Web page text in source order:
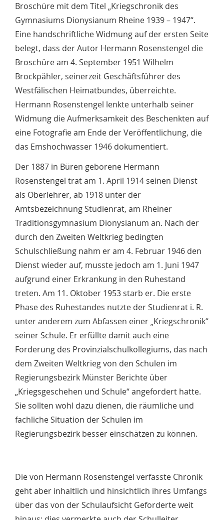
Broschüre mit dem Titel „Kriegschronik des
Gymnasiums Dionysianum Rheine 1939 – 1947“.
Eine handschriftliche Widmung auf der ersten Seite
belegt, dass der Autor Hermann Rosenstengel die
Broschüre am 4. September 1951 Wilhelm
Brockpähler, seinerzeit Geschäftsführer des
Westfälischen Heimatbundes, überreichte.
Hermann Rosenstengel lenkte unterhalb seiner
Widmung die Aufmerksamkeit des Beschenkten auf
eine Fotografie am Ende der Veröffentlichung, die
das Emshochwasser 1946 dokumentiert.
Der 1887 in Büren geborene Hermann
Rosenstengel trat am 1. April 1914 seinen Dienst
als Oberlehrer, ab 1918 unter der
Amtsbezeichnung Studienrat, am Rheiner
Traditionsgymnasium Dionysianum an. Nach der
durch den Zweiten Weltkrieg bedingten
Schulschließung nahm er am 4. Februar 1946 den
Dienst wieder auf, musste jedoch am 1. Juni 1947
aufgrund einer Erkrankung in den Ruhestand
treten. Am 11. Oktober 1953 starb er. Die erste
Phase des Ruhestandes nutzte der Studienrat i. R.
unter anderem zum Abfassen einer „Kriegschronik“
seiner Schule. Er erfüllte damit auch eine
Forderung des Provinzialschulkollegiums, das nach
dem Zweiten Weltkrieg von den Schulen im
Regierungsbezirk Münster Berichte über
„Kriegsgeschehen und Schule“ angefordert hatte.
Sie sollten wohl dazu dienen, die räumliche und
fachliche Situation der Schulen im
Regierungsbezirk besser einschätzen zu können.
Die von Hermann Rosenstengel verfasste Chronik
geht aber inhaltlich und hinsichtlich ihres Umfangs
über das von der Schulaufsicht Geforderte weit